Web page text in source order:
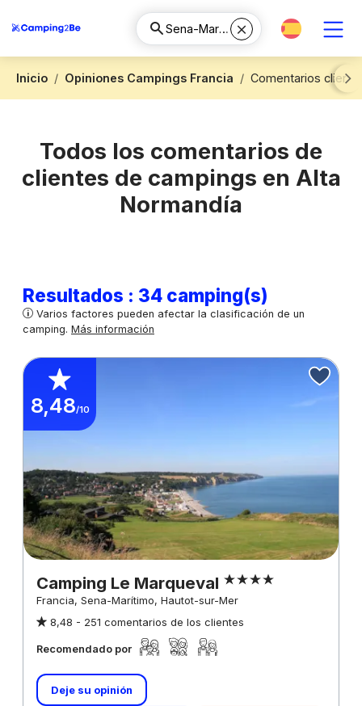
Inicio Opiniones Campings Francia
Comentarios
Next
Todos los comentarios de
clientes de campings en Alta
Normandía
Resultados : 34 camping(s)
Varios factores pueden afectar la clasificación de un
camping. Más información
8,48/10
Camping Le Marqueval
Francia, Sena-Marítimo, Hautot-sur-Mer
8,48 - 251 comentarios de los clientes
Recomendado por
Deje su opinión